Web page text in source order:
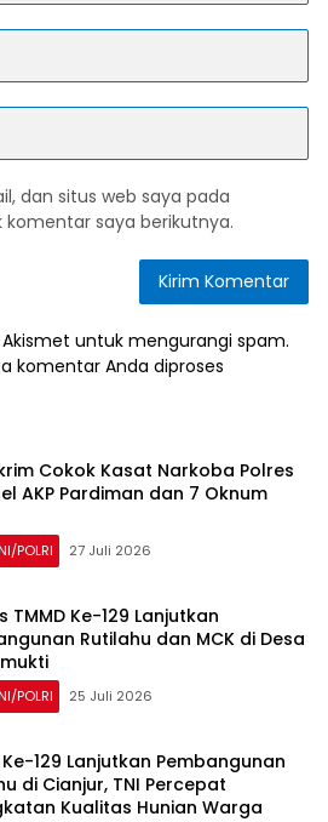
dan situs web saya pada
saya berikutnya.
untuk mengurangi spam.
komentar Anda diproses
Cokok Kasat Narkoba Polres
AKP Pardiman dan 7 Oknum
POLRI 27 Juli 2026
TMMD Ke-129 Lanjutkan
Rutilahu dan MCK di Desa
POLRI 25 Juli 2026
Ke-129 Lanjutkan Pembangunan
di Cianjur, TNI Percepat
Kualitas Hunian Warga